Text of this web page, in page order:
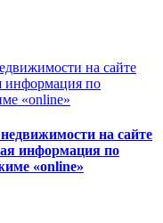
на сайте
информация по
«online»
на сайте
информация по
«online»